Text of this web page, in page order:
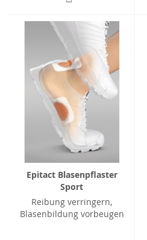
Epitact Blasenpflaster
Sport
Reibung verringern,
Blasenbildung vorbeugen